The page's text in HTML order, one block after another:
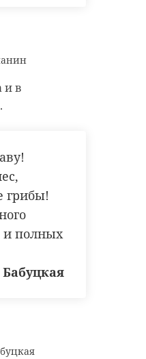
и в
грибы!
и полных